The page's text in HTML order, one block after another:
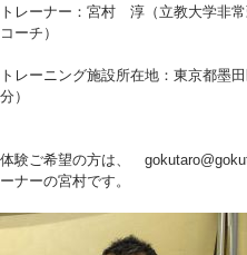
トレーナー：宮村 淳（立教大学非
コーチ）
トレーニング施設所在地：東京都墨
分）
体験ご希望の方は、
ーナーの宮村です。